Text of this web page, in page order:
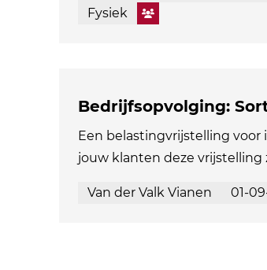
Fysiek
Bedrijfsopvolging:
Een belastingvrijstelling voor
jouw klanten deze
Van der Valk Vianen 01-